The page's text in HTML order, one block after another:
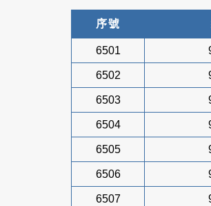
序號
6501
6502
6503
6504
6505
6506
6507